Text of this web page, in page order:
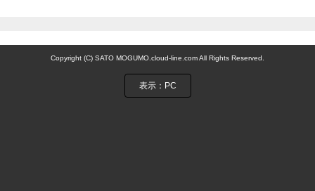
Copyright (C) SATO MOGUMO.cloud-line.com All Rights Reserved.
表示：PC